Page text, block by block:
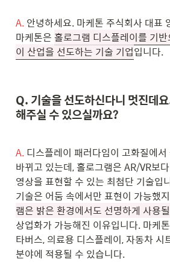
A. 안녕하세요. 마케톤 주식회사 대표
마케톤은 홀로그램 디스플레이를 기
이 산업을 선도하는 기술 기업입니다.
Q. 기술을 선도하신다니 멋진데
해주실 수 있으실까요?
A. 디스플레이 패러다임이 고화질에
바뀌고 있는데, 홀로그램은 AR/VR보
영상을 표현할 수 있는 최첨단 기술입
기술은 어둠 속에서만 표현이 가능했
램은 밝은 환경에서도 선명하게 사용
상업화가 가능해진 이유입니다. 마케
타버스, 의료용 디스플레이, 자동차 시
분야에 적용될 수 있습니다.